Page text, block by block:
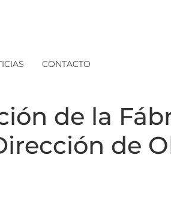
CONTACTO
de la
de